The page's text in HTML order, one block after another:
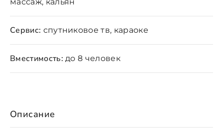
Описание
Сервис: спутниковое тв, караоке
Вместимость: до 8 человек